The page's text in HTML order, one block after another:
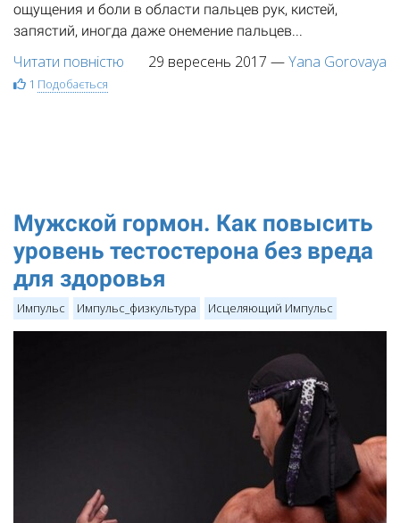
ощущения и боли в области пальцев рук, кистей,
запястий, иногда даже онемение пальцев...
Читати повністю 29 вересень 2017 —Yana Gorovaya
1 Подобається
Мужской гормон. Как повысить
уровень тестостерона без вреда
для здоровья
Импульс Импульс_физкультура Исцеляющий Импульс